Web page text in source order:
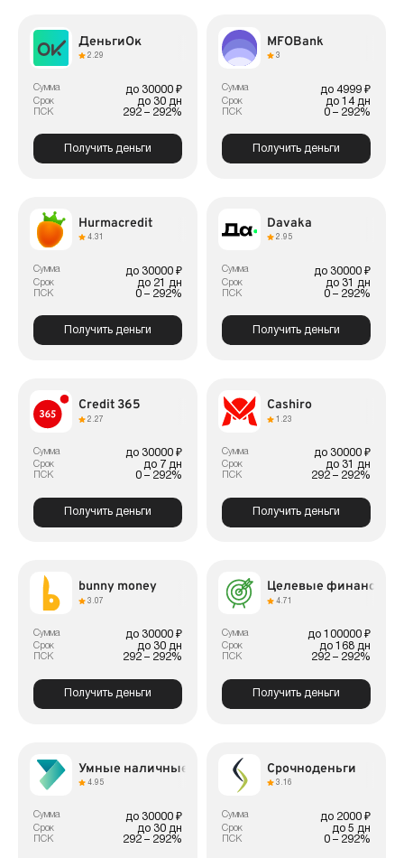
ДеньгиОк
2.29
Сумма до 30000 ₽
Срок до 30 дн
ПСК 292 – 292%
Получить деньги
MFOBank
3
Сумма до 4999 ₽
Срок до 14 дн
ПСК 0 – 292%
Получить деньги
Hurmacredit
4.31
Сумма до 30000 ₽
Срок до 21 дн
ПСК 0 – 292%
Получить деньги
Davaka
2.95
Сумма до 30000 ₽
Срок до 31 дн
ПСК 0 – 292%
Получить деньги
Credit 365
2.27
Сумма до 30000 ₽
Срок до 7 дн
ПСК 0 – 292%
Получить деньги
Cashiro
1.23
Сумма до 30000 ₽
Срок до 31 дн
ПСК 292 – 292%
Получить деньги
bunny money
3.07
Сумма до 30000 ₽
Срок до 30 дн
ПСК 292 – 292%
Получить деньги
Целевые финансы
4.71
Сумма до 100000 ₽
Срок до 168 дн
ПСК 292 – 292%
Получить деньги
Умные наличные
4.95
Сумма до 30000 ₽
Срок до 30 дн
ПСК 292 – 292%
Срочноденьги
3.16
Сумма до 2000 ₽
Срок до 5 дн
ПСК 0 – 292%